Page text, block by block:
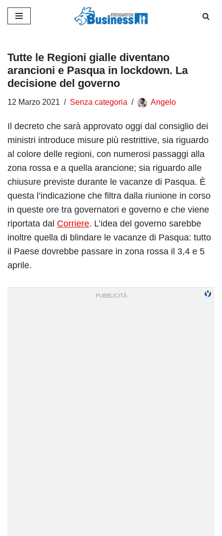
contenuto
Tutte le Regioni gialle diventano
arancioni e Pasqua in lockdown. La
decisione del governo
12 Marzo 2021 Senza categoria Angelo
Il decreto che sarà approvato oggi dal consiglio dei
ministri introduce misure più restrittive, sia riguardo
al colore delle regioni, con numerosi passaggi alla
zona rossa e a quella arancione; sia riguardo alle
chiusure previste durante le vacanze di Pasqua. È
questa l’indicazione che filtra dalla riunione in corso
in queste ore tra governatori e governo e che viene
riportata dal Corriere. L’idea del governo sarebbe
inoltre quella di blindare le vacanze di Pasqua: tutto
il Paese dovrebbe passare in zona rossa il 3,4 e 5
aprile.